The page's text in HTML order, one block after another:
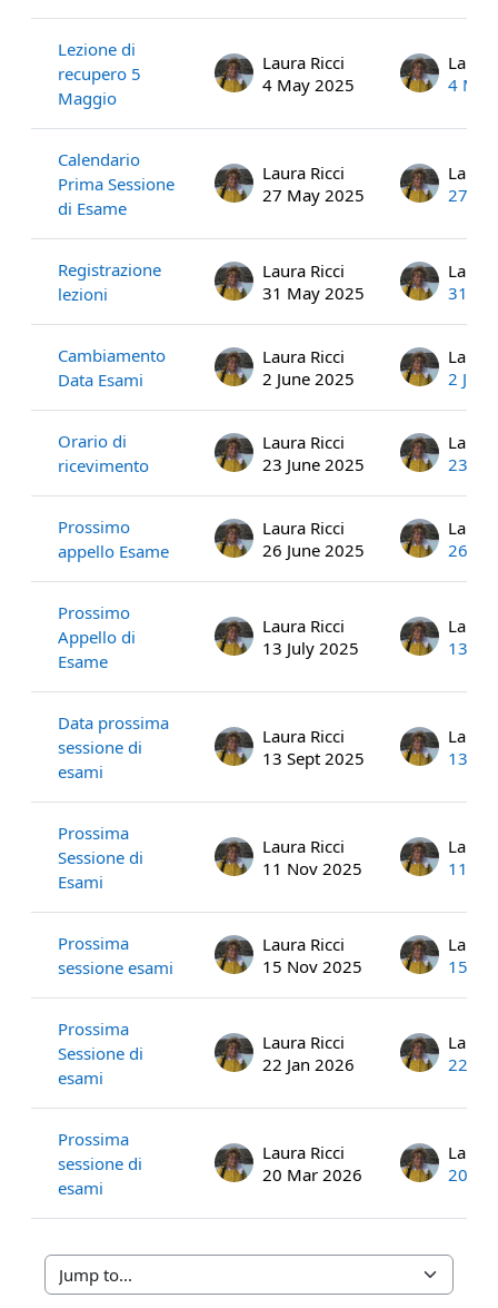
Lezione di
recupero 5
Maggio
Laura Ricci
4 May 2025
Laura
4
Calendario
Prima Sessione
di Esame
Laura Ricci
27 May 2025
Laura
27
Registrazione
lezioni
Laura Ricci
31 May 2025
Laura
31
Cambiamento
Data Esami
Laura Ricci
2 June 2025
Laura
2
Orario di
ricevimento
Laura Ricci
23 June 2025
Laura
23
Prossimo
appello Esame
Laura Ricci
26 June 2025
Laura
26
Prossimo
Appello di
Esame
Laura Ricci
13 July 2025
Laura
13
Data prossima
sessione di
esami
Laura Ricci
13 Sept 2025
Laura
13
Prossima
Sessione di
Esami
Laura Ricci
11 Nov 2025
Laura
11
Prossima
sessione esami
Laura Ricci
15 Nov 2025
Laura
15
Prossima
Sessione di
esami
Laura Ricci
22 Jan 2026
Laura
22
Prossima
sessione di
esami
Laura Ricci
20 Mar 2026
Laura
20
Jump to...